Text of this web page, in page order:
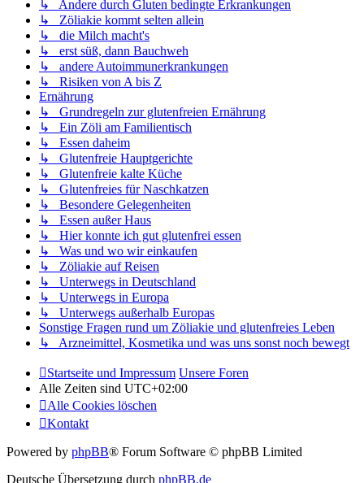
↳ Andere durch Gluten bedingte Erkrankungen
↳ Zöliakie kommt selten allein
↳ die Milch macht's
↳ erst süß, dann Bauchweh
↳ andere Autoimmunerkrankungen
↳ Risiken von A bis Z
Ernährung
↳ Grundregeln zur glutenfreien Ernährung
↳ Ein Zöli am Familientisch
↳ Essen daheim
↳ Glutenfreie Hauptgerichte
↳ Glutenfreie kalte Küche
↳ Glutenfreies für Naschkatzen
↳ Besondere Gelegenheiten
↳ Essen außer Haus
↳ Hier konnte ich gut glutenfrei essen
↳ Was und wo wir einkaufen
↳ Zöliakie auf Reisen
↳ Unterwegs in Deutschland
↳ Unterwegs in Europa
↳ Unterwegs außerhalb Europas
Sonstige Fragen rund um Zöliakie und glutenfreies Leben
↳ Arzneimittel, Kosmetika und was uns sonst noch bewegt
Startseite und Impressum Unsere Foren
Alle Zeiten sind UTC+02:00
Alle Cookies löschen
Kontakt
Powered by phpBB® Forum Software © phpBB Limited
Deutsche Übersetzung durch phpBB.de